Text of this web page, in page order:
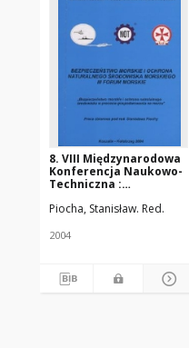
8. VIII Międzynarodowa
Konferencja Naukowo-
Techniczna :
Morskie i Ochrona
Środowiska Morskiego :
Piocha, Stanisław. Red.
2004